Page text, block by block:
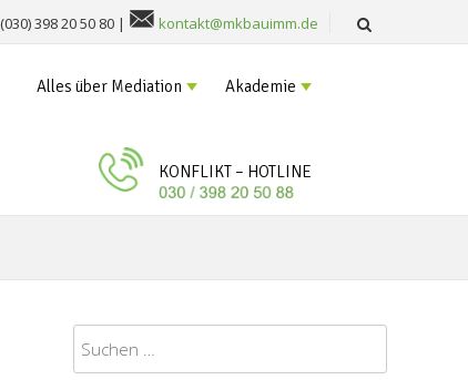
(030) 398 20 50 80 | kontakt@mkbauimm.de
Alles über Mediation Akademie
KONFLIKT – HOTLINE
Suchen
nach: